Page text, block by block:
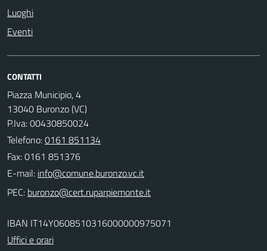
Luoghi
Eventi
CONTATTI
Piazza Municipio, 4
13040 Buronzo (VC)
P.Iva: 00430850024
Telefono:0161 851134
Fax: 0161 851376
E-mail:
PEC:
IBAN IT14Y0608510316000000975071
Uffici e orari